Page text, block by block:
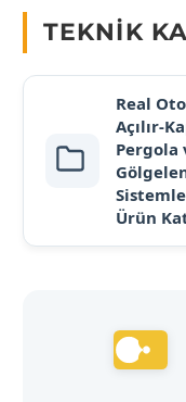
TEKNIK
Real
Açılır-
Pergola
Ürün